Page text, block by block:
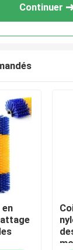
Continuer